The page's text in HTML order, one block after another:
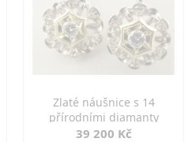
Zlaté náušnice s 14
přírodními diamanty
39 200 Kč